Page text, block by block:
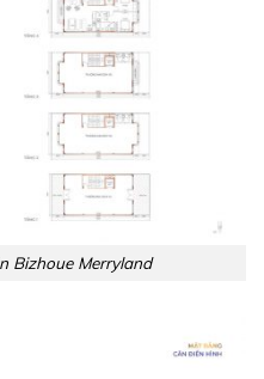
Bizhoue Merryland